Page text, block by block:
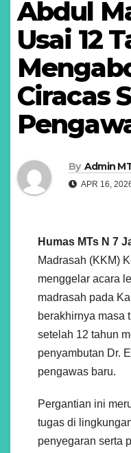
Abdul
Usai 12
Ciracas
By Admin
APR 16,
Humas MTs N 7
Madrasah (KKM)
menggelar acara
madrasah pada
berakhirnya masa
setelah 12 tahun
penyambutan Dr.
pengawas baru.
Pergantian ini
tugas di
penyegaran serta